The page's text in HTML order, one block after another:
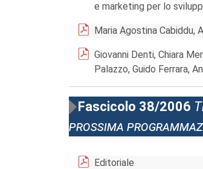
e marketing per lo
Maria Agostina
Giovanni Denti, Chiara
Palazzo, Guido Ferrara,
Fascicolo 38/2006
prossima
Editoriale